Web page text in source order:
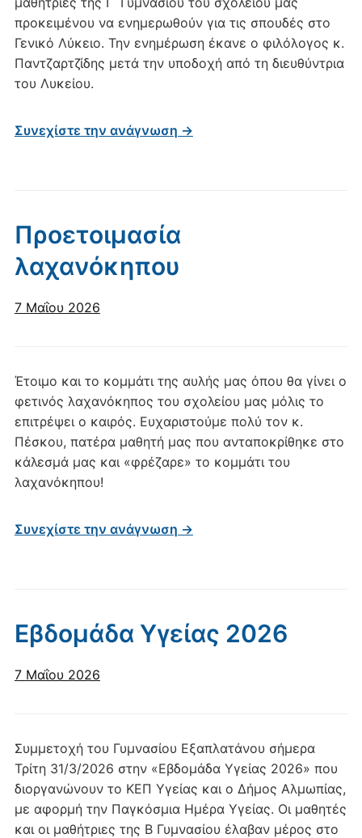
προκειμένου να ενημερωθούν για τις σπουδές στο
Γενικό Λύκειο. Την ενημέρωση έκανε ο φιλόλογος κ.
Παντζαρτζίδης μετά την υποδοχή από τη διευθύντρια
του Λυκείου.
Συνεχίστε την ανάγνωση →
Προετοιμασία
λαχανόκηπου
7 Μαΐου 2026
Έτοιμο και το κομμάτι της αυλής μας όπου θα γίνει ο
φετινός λαχανόκηπος του σχολείου μας μόλις το
επιτρέψει ο καιρός. Ευχαριστούμε πολύ τον κ.
Πέσκου, πατέρα μαθητή μας που ανταποκρίθηκε στο
κάλεσμά μας και «φρέζαρε» το κομμάτι του
λαχανόκηπου!
Συνεχίστε την ανάγνωση →
Εβδομάδα Υγείας 2026
7 Μαΐου 2026
Συμμετοχή του Γυμνασίου Εξαπλατάνου σήμερα
Τρίτη 31/3/2026 στην «Εβδομάδα Υγείας 2026» που
διοργανώνουν το ΚΕΠ Υγείας και ο Δήμος Αλμωπίας,
με αφορμή την Παγκόσμια Ημέρα Υγείας. Οι μαθητές
και οι μαθήτριες της Β Γυμνασίου έλαβαν μέρος στο